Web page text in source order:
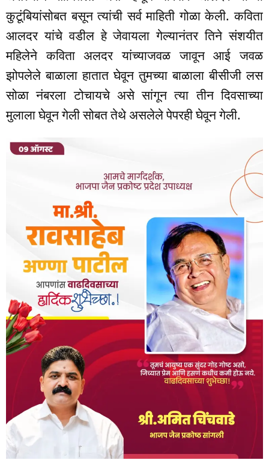
कुटूंबियांसोबत बसून त्यांची सर्व माहिती गोळा केली. कविता
आलदर यांचे वडील हे जेवायला गेल्यानंतर तिने संशयीत
महिलेने कविता अलदर यांच्याजवळ जावून आई जवळ
झोपलेले बाळाला हातात घेवून तुमच्या बाळाला बीसीजी लस
सोळा नंबरला टोचायचे असे सांगून त्या तीन दिवसाच्या
मुलाला घेवून गेली सोबत तेथे असलेले पेपरही घेवून गेली.